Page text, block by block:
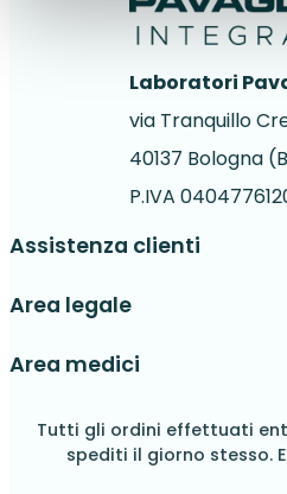
Laboratori
via Tranquillo
40137 Bologna
P.IVA
Assistenza clienti
Area legale
Area medici
Tutti gli ordini effettuati
spediti il giorno stesso.